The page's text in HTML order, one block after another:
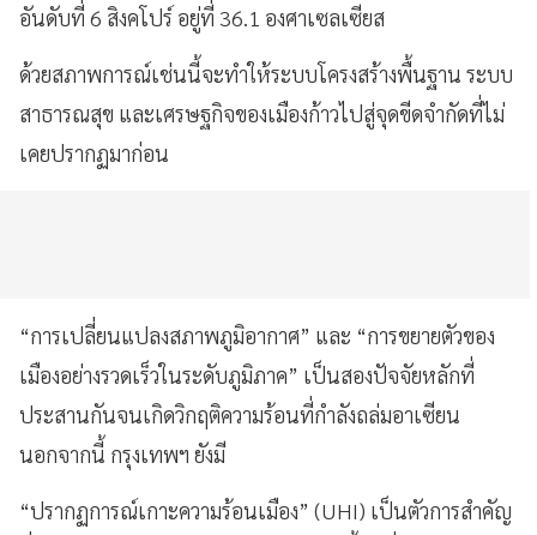
อันดับที่ 6 สิงคโปร์ อยู่ที่ 36.1 องศาเซลเซียส
ด้วยสภาพการณ์เช่นนี้จะทำให้ระบบโครงสร้างพื้นฐาน ระบบ
สาธารณสุข และเศรษฐกิจของเมืองก้าวไปสู่จุดขีดจำกัดที่ไม่
เคยปรากฏมาก่อน
“การเปลี่ยนแปลงสภาพภูมิอากาศ” และ “การขยายตัวของ
เมืองอย่างรวดเร็วในระดับภูมิภาค” เป็นสองปัจจัยหลักที่
ประสานกันจนเกิดวิกฤติความร้อนที่กำลังถล่มอาเซียน
นอกจากนี้ กรุงเทพฯ ยังมี
“ปรากฏการณ์เกาะความร้อนเมือง” (UHI) เป็นตัวการสำคัญ